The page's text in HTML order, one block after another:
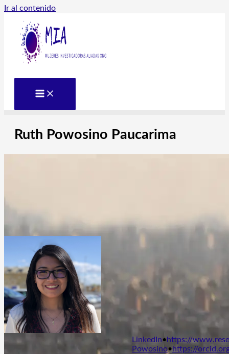
Ir al contenido
Ruth Powosino Paucarima
LinkedIn • https://
Powosino• https://